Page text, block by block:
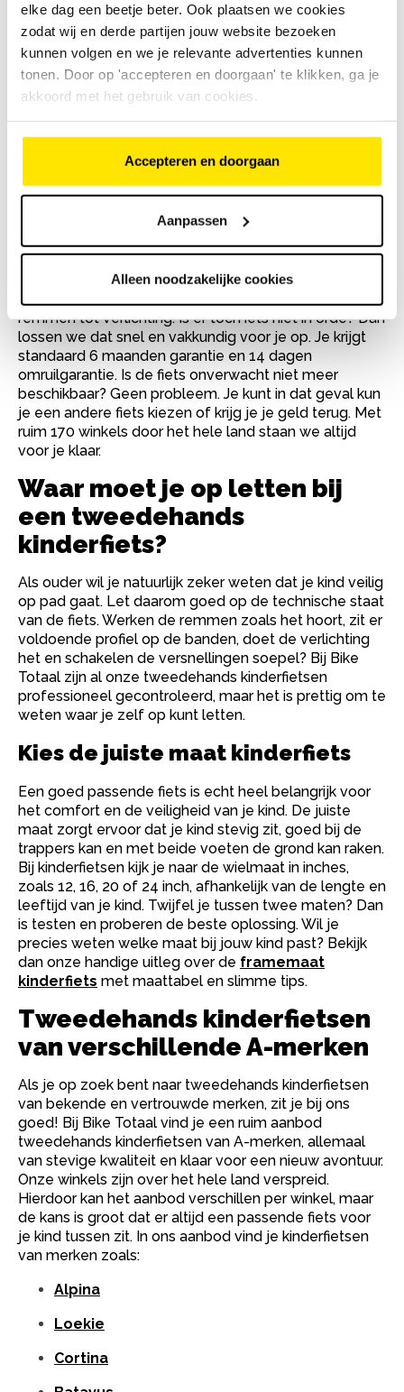
elke dag een beetje beter. Ook plaatsen we cookies
zodat wij en derde partijen jouw website bezoeken
kunnen volgen en we je relevante advertenties kunnen
tonen. Door op 'accepteren en doorgaan' te klikken, ga je
akkoord met het gebruik van cookies.
Accepteren en doorgaan
Aanpassen
Alleen noodzakelijke cookies
Heb je op een link geklikt en wordt hier geen
tweedehands fiets vertoond? Dan is deze fiets
mogelijk al verkocht. Gebruik de filter om een andere
fiets te zoeken. Houd deze pagina in de gaten want er
Waarom een tweedehands
kinderfiets kopen bij Bike
Bij Bike Totaal koop je een tweedehands kinderfiets
zonder zorgen. Elke kinderfiets is grondig nagekeken
en perfect afgesteld door onze vakmensen, van
remmen tot verlichting. Is er toch iets niet in orde? Dan
lossen we dat snel en vakkundig voor je op. Je krijgt
standaard 6 maanden garantie en 14 dagen
omruilgarantie. Is de fiets onverwacht niet meer
beschikbaar? Geen probleem. Je kunt in dat geval kun
je een andere fiets kiezen of krijg je je geld terug. Met
ruim 170 winkels door het hele land staan we altijd
voor je klaar.
Waar moet je op letten bij
een tweedehands
kinderfiets?
Als ouder wil je natuurlijk zeker weten dat je kind veilig
op pad gaat. Let daarom goed op de technische staat
van de fiets. Werken de remmen zoals het hoort, zit er
voldoende profiel op de banden, doet de verlichting
het en schakelen de versnellingen soepel? Bij Bike
Totaal zijn al onze tweedehands kinderfietsen
professioneel gecontroleerd, maar het is prettig om te
weten waar je zelf op kunt letten.
Kies de juiste maat kinderfiets
Een goed passende fiets is echt heel belangrijk voor
het comfort en de veiligheid van je kind. De juiste
maat zorgt ervoor dat je kind stevig zit, goed bij de
trappers kan en met beide voeten de grond kan raken.
Bij kinderfietsen kijk je naar de wielmaat in inches,
zoals 12, 16, 20 of 24 inch, afhankelijk van de lengte en
leeftijd van je kind. Twijfel je tussen twee maten? Dan
is testen en proberen de beste oplossing. Wil je
precies weten welke maat bij jouw kind past? Bekijk
dan onze handige uitleg over de framemaat
kinderfiets met maattabel en slimme tips.
Tweedehands kinderfietsen
van verschillende A-merken
Als je op zoek bent naar tweedehands kinderfietsen
van bekende en vertrouwde merken, zit je bij ons
goed! Bij Bike Totaal vind je een ruim aanbod
tweedehands kinderfietsen van A-merken, allemaal
van stevige kwaliteit en klaar voor een nieuw avontuur.
Onze winkels zijn over het hele land verspreid.
Hierdoor kan het aanbod verschillen per winkel, maar
de kans is groot dat er altijd een passende fiets voor
je kind tussen zit. In ons aanbod vind je kinderfietsen
van merken zoals:
Alpina
Loekie
Cortina